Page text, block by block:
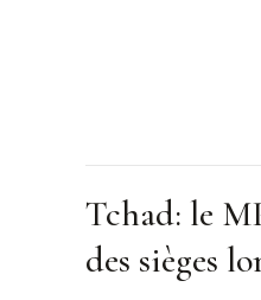
Tchad: le
des sièges